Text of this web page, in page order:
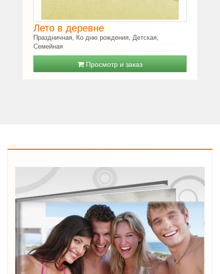
Лето в деревне
Праздничная, Ко дню рождения, Детская,
Семейная
Просмотр и заказ